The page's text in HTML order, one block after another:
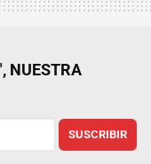
NUESTRA
SUSCRIBIR